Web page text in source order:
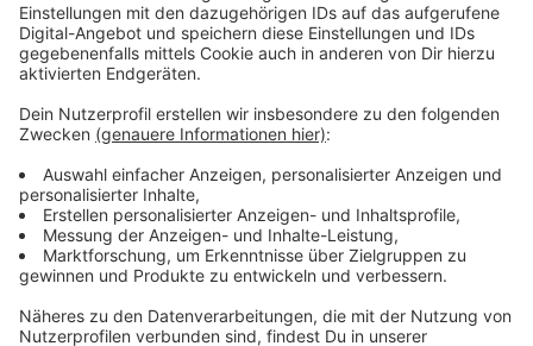
Keep on rocking!
ANTENNE Rock-Newsletter. Ob Musiknews,
Interviews, Quizspaß oder unsere neuesten Aktionen -
wir informieren dich.
Zum Newsletter anmelden